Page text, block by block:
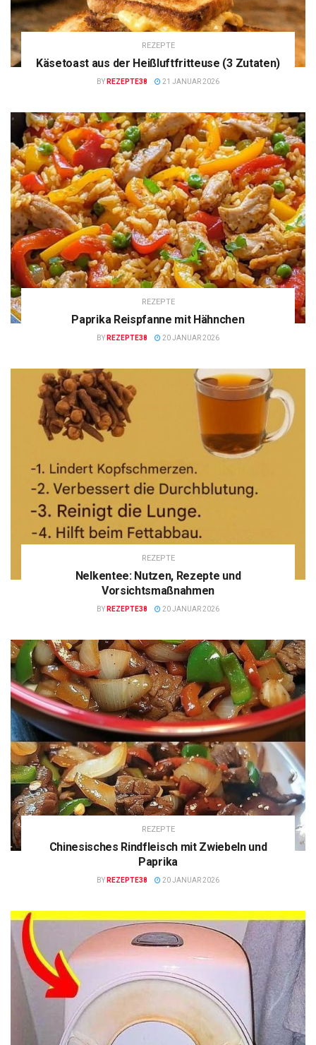
REZEPTE
Käsetoast aus der Heißluftfritteuse (3 Zutaten)
BY REZEPTE38 21 JANUAR 2026
REZEPTE
Paprika Reispfanne mit Hähnchen
BY REZEPTE38 20 JANUAR 2026
REZEPTE
Nelkentee: Nutzen, Rezepte und
Vorsichtsmaßnahmen
BY REZEPTE38 20 JANUAR 2026
REZEPTE
Chinesisches Rindfleisch mit Zwiebeln und
Paprika
BY REZEPTE38 20 JANUAR 2026